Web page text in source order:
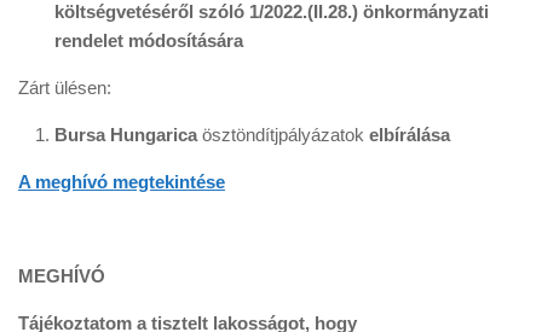
költségvetéséről szóló 1/2022.(II.28.) önkormányzati
rendelet módosítására
Zárt ülésen:
Bursa Hungarica ösztöndítjpályázatok elbírálása
A meghívó megtekintése
MEGHÍVÓ
Tájékoztatom a tisztelt lakosságot, hogy